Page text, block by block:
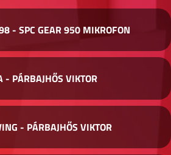
- SPC GEAR 950 MIKROFON
- PÁRBAJHŐS VIKTOR
- PÁRBAJHŐS VIKTOR